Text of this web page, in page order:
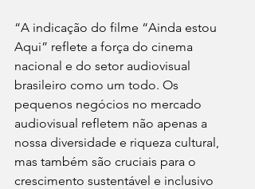
“A indicação do filme “Ainda estou
Aqui” reflete a força do cinema
nacional e do setor audiovisual
brasileiro como um todo. Os
pequenos negócios no mercado
audiovisual refletem não apenas a
nossa diversidade e riqueza cultural,
mas também são cruciais para o
crescimento sustentável e inclusivo